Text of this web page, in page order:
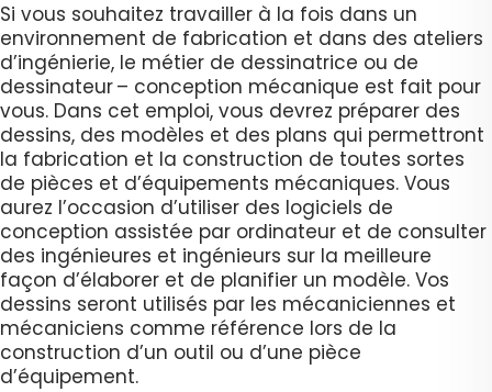
Si vous souhaitez travailler à la fois dans un
environnement de fabrication et dans des ateliers
d’ingénierie, le métier de dessinatrice ou de
dessinateur – conception mécanique est fait pour
vous. Dans cet emploi, vous devrez préparer des
dessins, des modèles et des plans qui permettront
la fabrication et la construction de toutes sortes
de pièces et d’équipements mécaniques. Vous
aurez l’occasion d’utiliser des logiciels de
conception assistée par ordinateur et de consulter
des ingénieures et ingénieurs sur la meilleure
façon d’élaborer et de planifier un modèle. Vos
dessins seront utilisés par les mécaniciennes et
mécaniciens comme référence lors de la
construction d’un outil ou d’une pièce
d’équipement.